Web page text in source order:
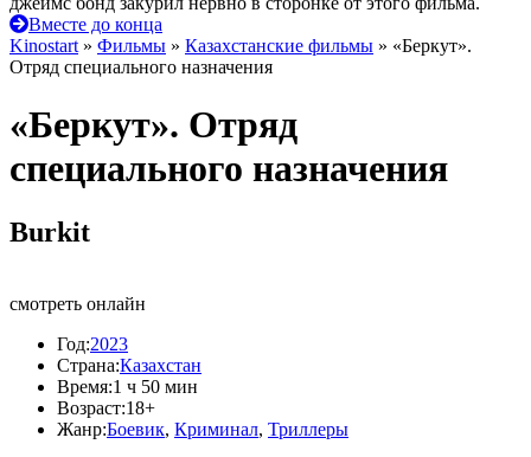
Вместе до конца
Kinostart » Фильмы » Казахстанские фильмы » «Беркут».
Отряд специального назначения
«Беркут». Отряд
специального назначения
Burkit
смотреть онлайн
Год:2023
Страна:Казахстан
Время:1 ч 50 мин
Возраст:18+
Жанр:Боевик, Криминал, Триллеры